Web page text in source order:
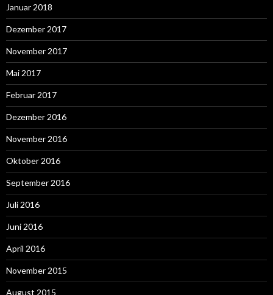
Januar 2018
Dezember 2017
November 2017
Mai 2017
Februar 2017
Dezember 2016
November 2016
Oktober 2016
September 2016
Juli 2016
Juni 2016
April 2016
November 2015
August 2015